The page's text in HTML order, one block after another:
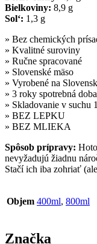
Bielkoviny: 8,9 g
Sol‘: 1,3 g
» Bez chemických
» Kvalitné suroviny
» Ručne spracované
» Slovenské mäso
» Vyrobené na
» 3 roky spotrebná doba
» Skladovanie v suchu
» BEZ LEPKU
» BEZ MLIEKA
Spôsob prípravy:
nevyžadujú žiadnu
Stačí ich iba zohriať
Objem 400ml, 800ml
Značka